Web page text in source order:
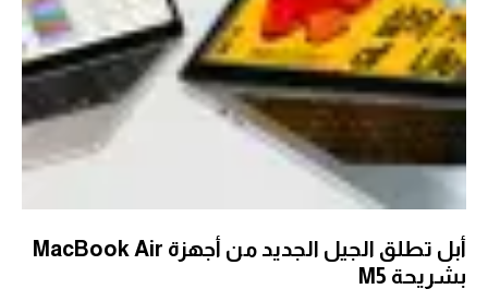
أبل تطلق الجيل الجديد من أجهزة MacBook Air
بشريحة M5